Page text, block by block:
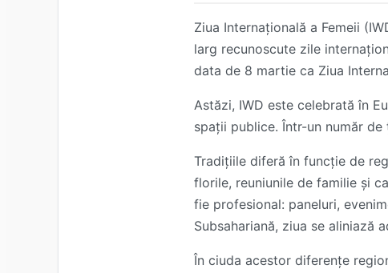
Ziua Internațională a Femeii
larg recunoscute zile
data de 8 martie ca Ziua
Astăzi, IWD este celebrată în
spații publice. Într-un număr
Tradițiile diferă în funcție de
florile, reuniunile de familie și
fie profesional: paneluri,
Subsahariană, ziua se aliniază
În ciuda acestor diferențe